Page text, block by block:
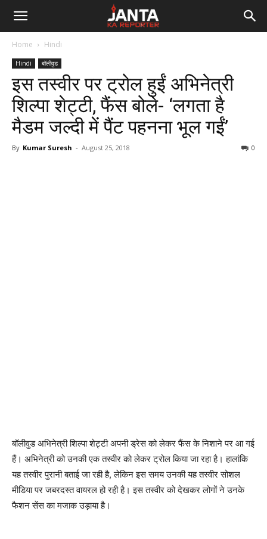
Janta
Reporter
Home Hindi
Hindi बॉलीवुड
इस तस्वीर पर ट्रोल हुईं अभिनेत्री
शिल्पा शेट्टी, फैंस बोले- ‘लगता है
मैडम जल्दी में पैंट पहनना भूल गईं’
By Kumar Suresh - August 25, 2018 0
बॉलीवुड अभिनेत्री शिल्पा शेट्टी अपनी ड्रेस को लेकर फैंस के निशाने पर आ गई
हैं। अभिनेत्री को उनकी एक तस्वीर को लेकर ट्रोल किया जा रहा है। हालांकि
यह तस्वीर पुरानी बताई जा रही है, लेकिन इस समय उनकी यह तस्वीर सोशल
मीडिया पर जबरदस्त वायरल हो रही है। इस तस्वीर को देखकर लोगों ने उनके
फैशन सेंस का मजाक उड़ाया है।